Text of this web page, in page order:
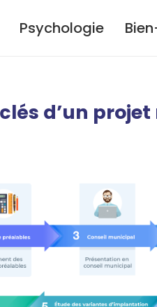
Psychologie
d’un projet